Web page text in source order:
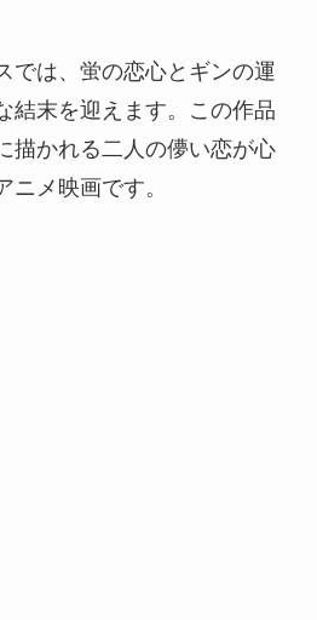
では、蛍の恋心とギンの運
結末を迎えます。この作品
描かれる二人の儚い恋が心
ニメ映画です。